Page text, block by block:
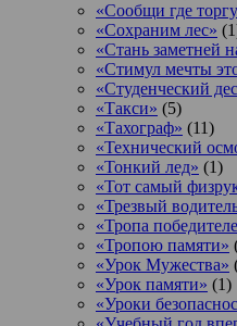
«Сообщи где
«Сохраним лес»
«Стань заметней
«Стимул мечты
«Студенческий
«Такси» (5)
«Тахограф» (11)
«Технический
«Тонкий лед» (1)
«Тот самый
«Трезвый
«Тропа
«Тропою памяти»
«Урок Мужества»
«Урок памяти» (1)
«Уроки